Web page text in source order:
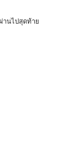
านไปสุดท้าย